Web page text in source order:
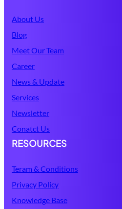
About Us
Blog
Meet Our Team
Career
News & Update
Services
Newsletter
Conatct Us
RESOURCES
Teram & Conditions
Privacy Policy
Knowledge Base